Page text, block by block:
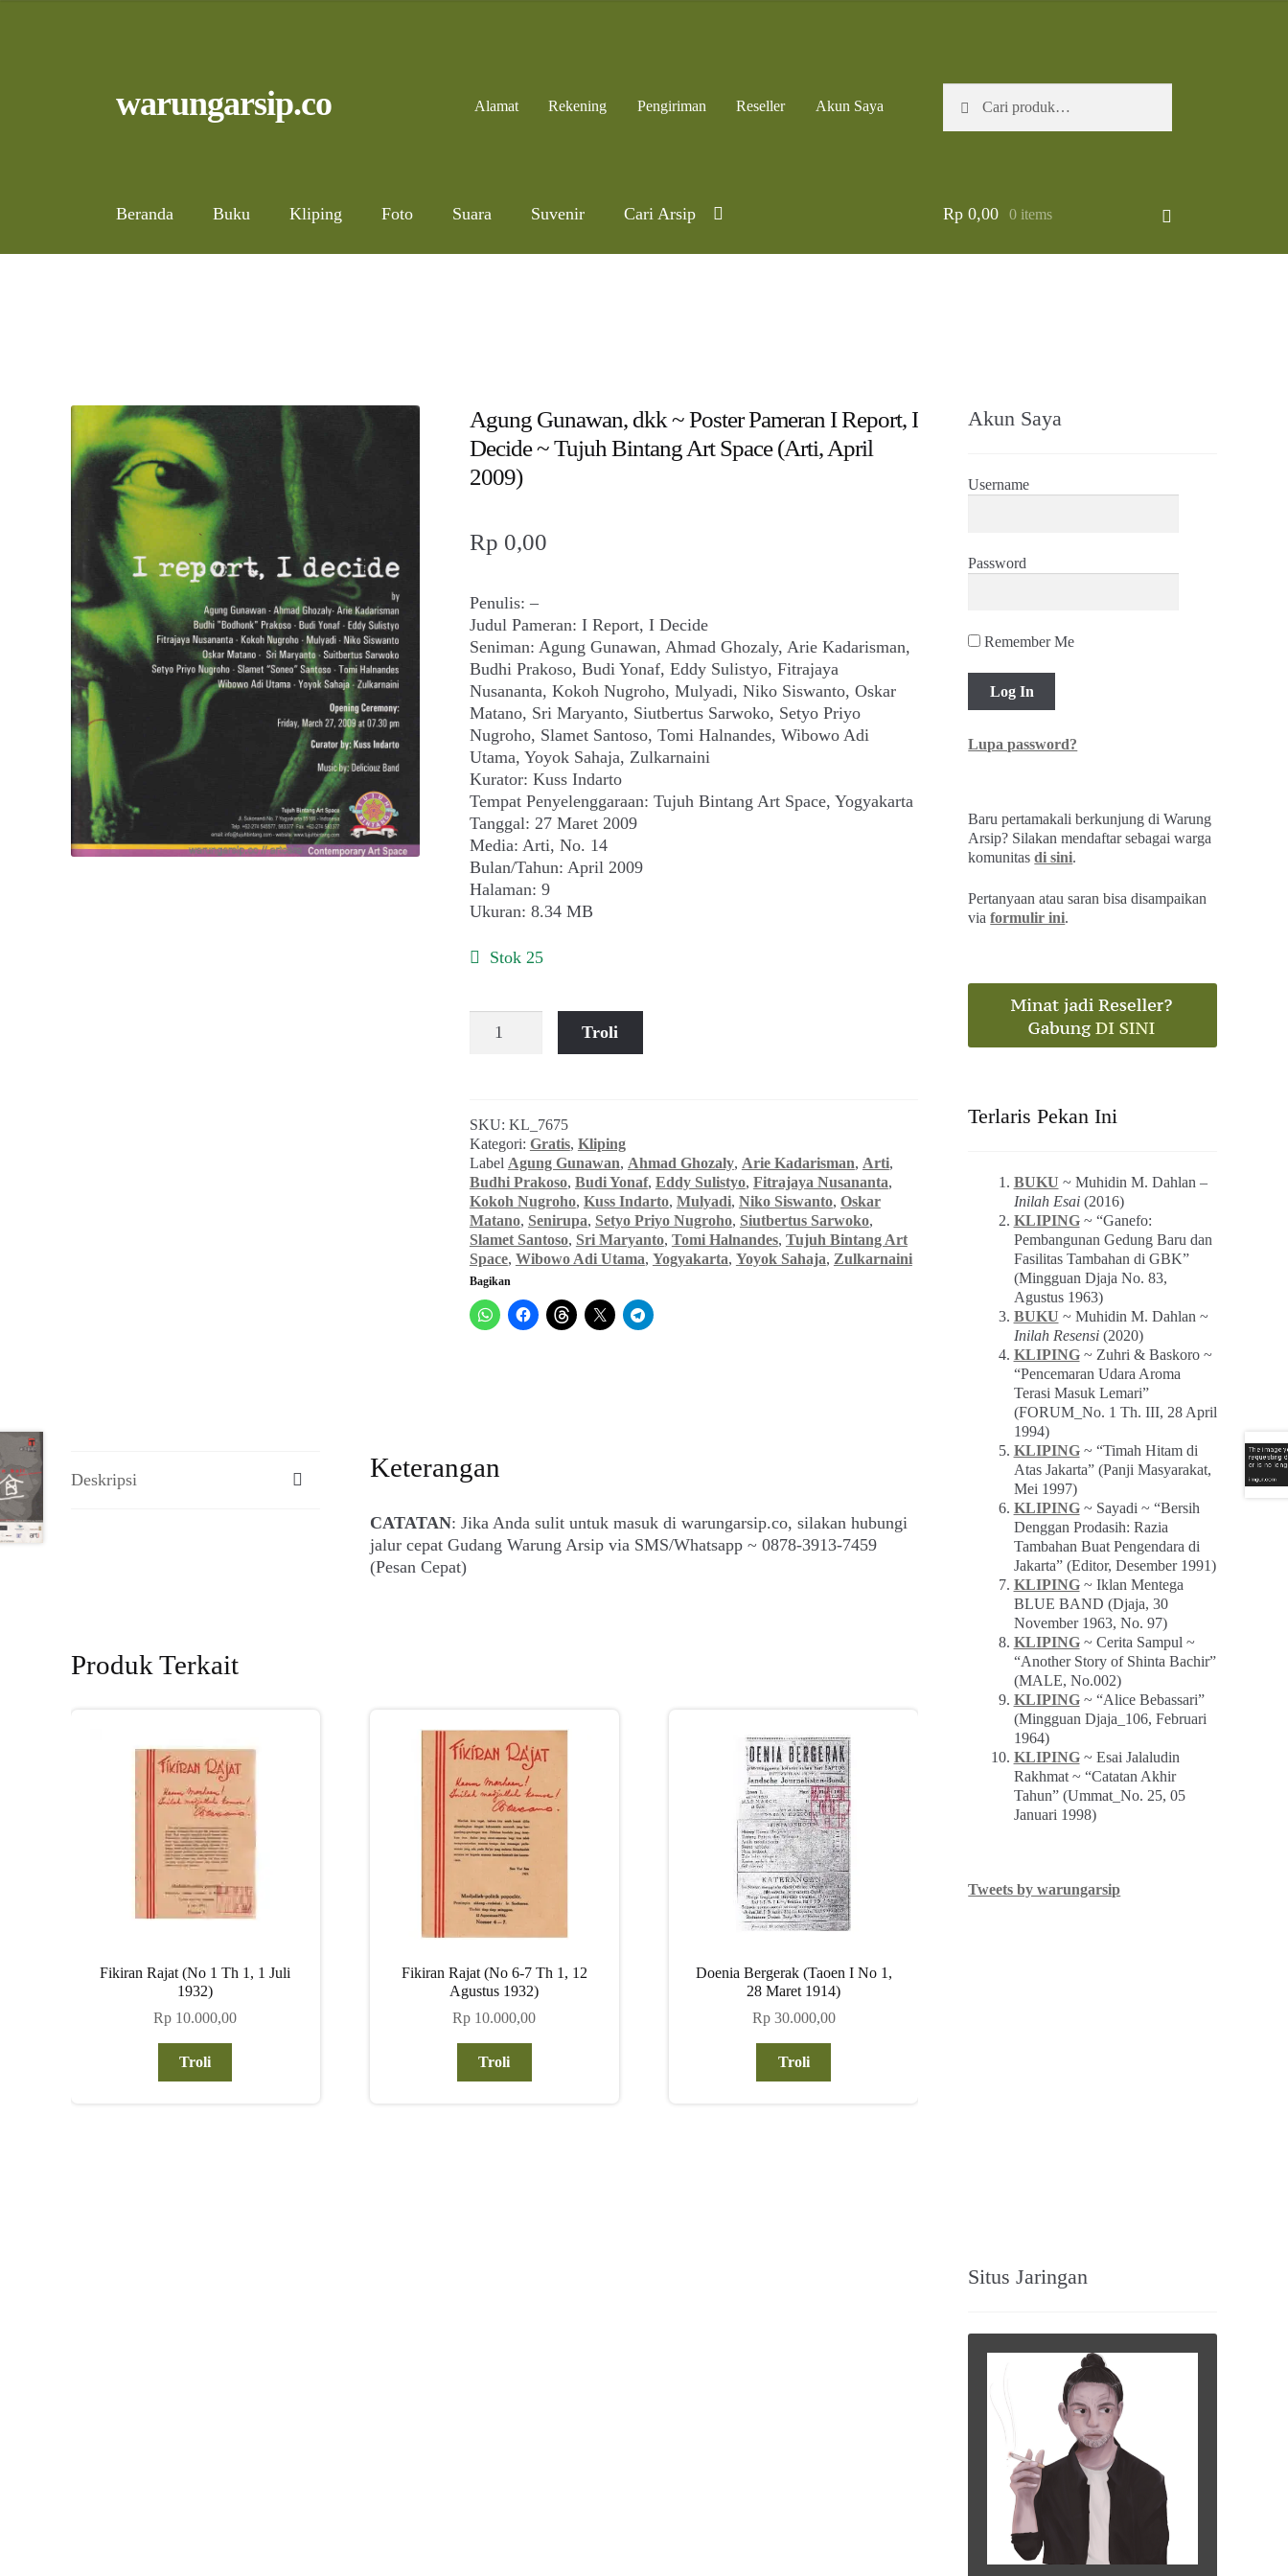
to
to
warungarsip.co Alamat Rekening Pengiriman Reseller Akun Saya
untuk:
Beranda Buku Kliping Foto Suara Suvenir Cari Arsip Rp0,00 0 items
Agung Gunawan, dkk ~ Poster Pameran I Report, I
Decide ~ Tujuh Bintang Art Space (Arti, April
2009)
Rp 0,00
Penulis: –
Judul Pameran: I Report, I Decide
Seniman: Agung Gunawan, Ahmad Ghozaly, Arie Kadarisman,
Budhi Prakoso, Budi Yonaf, Eddy Sulistyo, Fitrajaya
Nusananta, Kokoh Nugroho, Mulyadi, Niko Siswanto, Oskar
Matano, Sri Maryanto, Siutbertus Sarwoko, Setyo Priyo
Nugroho, Slamet Santoso, Tomi Halnandes, Wibowo Adi
Utama, Yoyok Sahaja, Zulkarnaini
Kurator: Kuss Indarto
Tempat Penyelenggaraan: Tujuh Bintang Art Space, Yogyakarta
Tanggal: 27 Maret 2009
Media: Arti, No. 14
Bulan/Tahun: April 2009
Halaman: 9
Ukuran: 8.34 MB
Stok 25
Agung
Poster
Pameran
I
Report,
I
Decide
~
Tujuh
Bintang
Art
Troli
SKU: KL_7675
Kategori: Gratis, Kliping
Label Agung Gunawan, Ahmad Ghozaly, Arie Kadarisman, Arti,
Budhi Prakoso, Budi Yonaf, Eddy Sulistyo, Fitrajaya Nusananta,
Kokoh Nugroho, Kuss Indarto, Mulyadi, Niko Siswanto, Oskar
Matano, Senirupa, Setyo Priyo Nugroho, Siutbertus Sarwoko,
Slamet Santoso, Sri Maryanto, Tomi Halnandes, Tujuh Bintang Art
Space, Wibowo Adi Utama, Yogyakarta, Yoyok Sahaja, Zulkarnaini
Bagikan
Deskripsi Keterangan
CATATAN: Jika Anda sulit untuk masuk di warungarsip.co, silakan hubungi
jalur cepat Gudang Warung Arsip via SMS/Whatsapp ~ 0878-3913-7459
(Pesan Cepat)
Produk Terkait
Fikiran Rajat (No 1 Th 1, 1 Juli
1932)
Rp 10.000,00
Troli
Fikiran Rajat (No 6-7 Th 1, 12
Agustus 1932)
Rp 10.000,00
Troli
Doenia Bergerak (Taoen I No 1,
28 Maret 1914)
Rp30.000,00
Troli
Akun Saya
Username
Password
Remember Me
Lupa password?
Baru pertamakali berkunjung di Warung
Arsip? Silakan mendaftar sebagai warga
komunitasdi sini.
Pertanyaan atau saran bisa disampaikan
viaformulir ini.
Terlaris Pekan Ini
BUKU ~ Muhidin M. Dahlan –
Inilah Esai(2016)
KLIPING~ “Ganefo:
Pembangunan Gedung Baru dan
Fasilitas Tambahan di GBK”
(Mingguan Djaja No. 83,
Agustus 1963)
BUKU ~ Muhidin M. Dahlan ~
Inilah Resensi(2020)
KLIPING~ Zuhri & Baskoro ~
“Pencemaran Udara Aroma
Terasi Masuk Lemari”
(FORUM_No. 1 Th. III, 28 April
1994)
KLIPING~ “Timah Hitam di
Atas Jakarta” (Panji Masyarakat,
Mei 1997)
KLIPING~ Sayadi ~ “Bersih
Denggan Prodasih: Razia
Tambahan Buat Pengendara di
Jakarta” (Editor, Desember 1991)
KLIPING~ Iklan Mentega
BLUE BAND (Djaja, 30
November 1963, No. 97)
KLIPING~ Cerita Sampul ~
“Another Story of Shinta Bachir”
(MALE, No.002)
KLIPING~ “Alice Bebassari”
(Mingguan Djaja_106, Februari
1964)
KLIPING~ Esai Jalaludin
Rakhmat ~ “Catatan Akhir
Tahun” (Ummat_No. 25, 05
Januari 1998)
Tweets by warungarsip
Situs Jaringan